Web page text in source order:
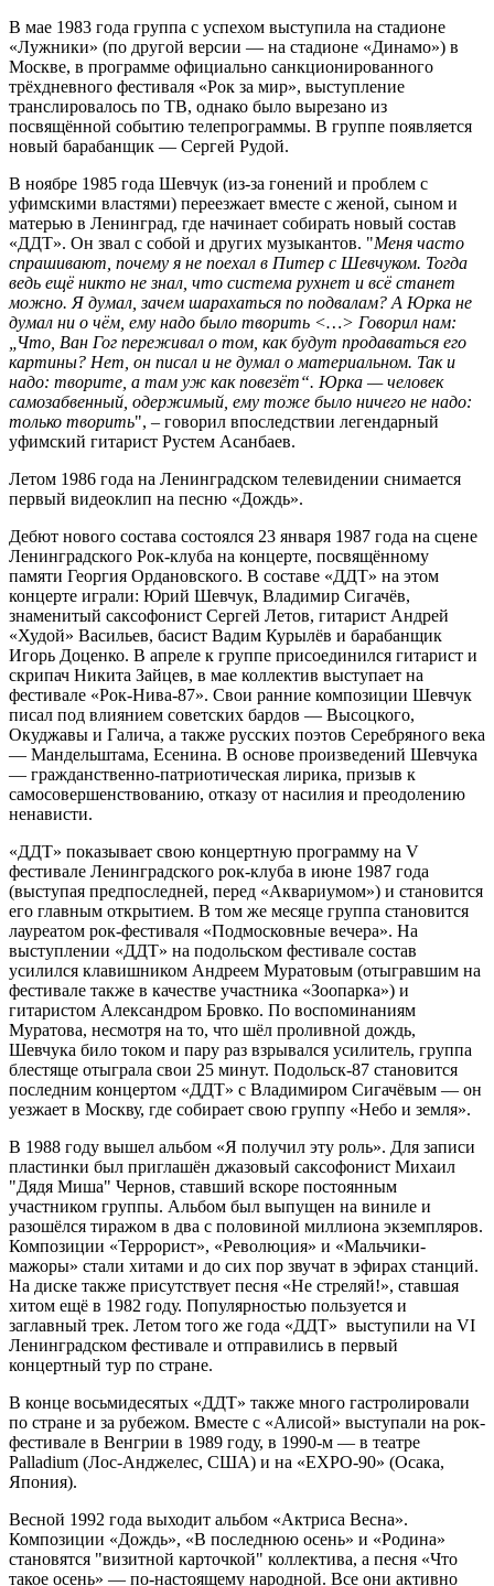
В мае 1983 года группа с успехом выступила на стадионе
«Лужники» (по другой версии — на стадионе «Динамо») в
Москве, в программе официально санкционированного
трёхдневного фестиваля «Рок за мир», выступление
транслировалось по ТВ, однако было вырезано из
посвящённой событию телепрограммы. В группе появляется
новый барабанщик — Сергей Рудой.
В ноябре 1985 года Шевчук (из-за гонений и проблем с
уфимскими властями) переезжает вместе с женой, сыном и
матерью в Ленинград, где начинает собирать новый состав
«ДДТ». Он звал с собой и других музыкантов. "Меня часто
спрашивают, почему я не поехал в Питер с Шевчуком. Тогда
ведь ещё никто не знал, что система рухнет и всё станет
можно. Я думал, зачем шарахаться по подвалам? А Юрка не
думал ни о чём, ему надо было творить <…> Говорил нам:
„Что, Ван Гог переживал о том, как будут продаваться его
картины? Нет, он писал и не думал о материальном. Так и
надо: творите, а там уж как повезёт“. Юрка — человек
самозабвенный, одержимый, ему тоже было ничего не надо:
только творить", – говорил впоследствии легендарный
уфимский гитарист Рустем Асанбаев.
Летом 1986 года на Ленинградском телевидении снимается
первый видеоклип на песню «Дождь».
Дебют нового состава состоялся 23 января 1987 года на сцене
Ленинградского Рок-клуба на концерте, посвящённому
памяти Георгия Ордановского. В составе «ДДТ» на этом
концерте играли: Юрий Шевчук, Владимир Сигачёв,
знаменитый саксофонист Сергей Летов, гитарист Андрей
«Худой» Васильев, басист Вадим Курылёв и барабанщик
Игорь Доценко. В апреле к группе присоединился гитарист и
скрипач Никита Зайцев, в мае коллектив выступает на
фестивале «Рок-Нива-87». Свои ранние композиции Шевчук
писал под влиянием советских бардов — Высоцкого,
Окуджавы и Галича, а также русских поэтов Серебряного века
— Мандельштама, Есенина. В основе произведений Шевчука
— гражданственно-патриотическая лирика, призыв к
самосовершенствованию, отказу от насилия и преодолению
ненависти.
«ДДТ» показывает свою концертную программу на V
фестивале Ленинградского рок-клуба в июне 1987 года
(выступая предпоследней, перед «Аквариумом») и становится
его главным открытием. В том же месяце группа становится
лауреатом рок-фестиваля «Подмосковные вечера». На
выступлении «ДДТ» на подольском фестивале состав
усилился клавишником Андреем Муратовым (отыгравшим на
фестивале также в качестве участника «Зоопарка») и
гитаристом Александром Бровко. По воспоминаниям
Муратова, несмотря на то, что шёл проливной дождь,
Шевчука било током и пару раз взрывался усилитель, группа
блестяще отыграла свои 25 минут. Подольск-87 становится
последним концертом «ДДТ» с Владимиром Сигачёвым — он
уезжает в Москву, где собирает свою группу «Небо и земля».
В 1988 году вышел альбом «Я получил эту роль». Для записи
пластинки был приглашён джазовый саксофонист Михаил
"Дядя Миша" Чернов, ставший вскоре постоянным
участником группы. Альбом был выпущен на виниле и
разошёлся тиражом в два с половиной миллиона экземпляров.
Композиции «Террорист», «Революция» и «Мальчики-
мажоры» стали хитами и до сих пор звучат в эфирах станций.
На диске также присутствует песня «Не стреляй!», ставшая
хитом ещё в 1982 году. Популярностью пользуется и
заглавный трек. Летом того же года «ДДТ» выступили на VI
Ленинградском фестивале и отправились в первый
концертный тур по стране.
В конце восьмидесятых «ДДТ» также много гастролировали
по стране и за рубежом. Вместе с «Алисой» выступали на рок-
фестивале в Венгрии в 1989 году, в 1990-м — в театре
Palladium (Лос-Анджелес, США) и на «EXPO-90» (Осака,
Япония).
Весной 1992 года выходит альбом «Актриса Весна».
Композиции «Дождь», «В последнюю осень» и «Родина»
становятся "визитной карточкой" коллектива, а песня «Что
такое осень» — по-настоящему народной. Все они активно